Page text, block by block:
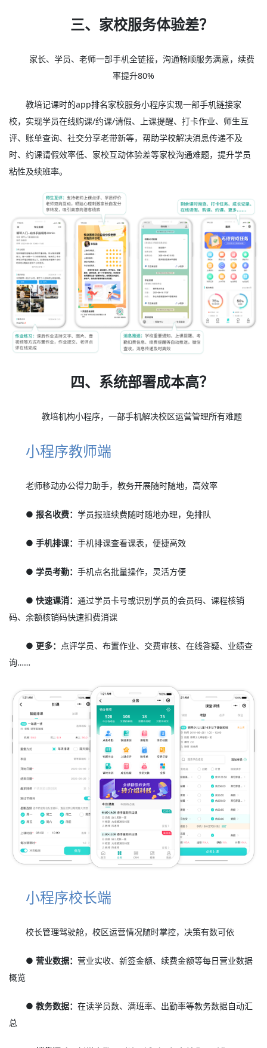
三、家校服务体验差？
家长、学员、老师一部手机全链接，沟通畅顺服务满意，续费
率提升80%
教培记课时的app排名家校服务小程序实现一部手机链接家
校，实现学员在线购课/约课/请假、上课提醒、打卡作业、师生互
评、账单查询、社交分享老带新等，帮助学校解决消息传递不及
时、约课请假效率低、家校互动体验差等家校沟通难题，提升学员
粘性及续班率。
四、系统部署成本高？
教培机构小程序，一部手机解决校区运营管理所有难题
小程序教师端
老师移动办公得力助手，教务开展随时随地，高效率
● 报名收费：学员报班续费随时随地办理，免排队
● 手机排课：手机排课查看课表，便捷高效
● 学员考勤：手机点名批量操作，灵活方便
● 快速课消：通过学员卡号或识别学员的会员码、课程核销
码、余额核销码快速扣费消课
● 更多： 点评学员、布置作业、交费审核、在线答疑、业绩查
询……
小程序校长端
校长管理驾驶舱，校区运营情况随时掌控，决策有数可依
● 营业数据：营业实收、新签金额、续费金额等每日营业数据
概览
● 教务数据：在读学员数、满班率、出勤率等教务数据自动汇
总